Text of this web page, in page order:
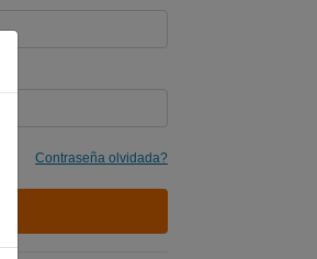
Contraseña olvidada?